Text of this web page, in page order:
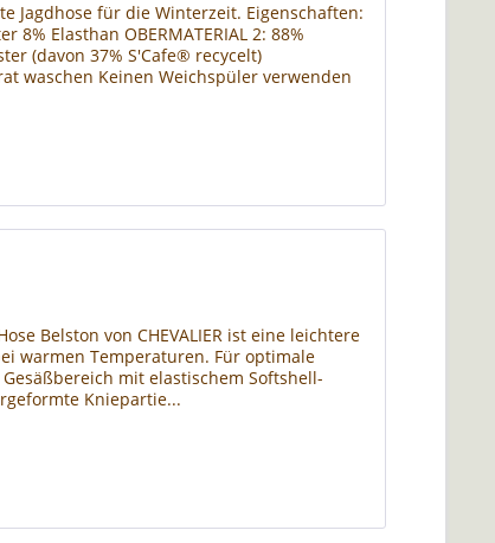
Jagdhose für die Winterzeit. Eigenschaften:
8% Elasthan OBERMATERIAL 2: 88%
(davon 37% S'Cafe® recycelt)
waschen Keinen Weichspüler verwenden
Belston von CHEVALIER ist eine leichtere
warmen Temperaturen. Für optimale
mit elastischem Softshell-
Kniepartie...